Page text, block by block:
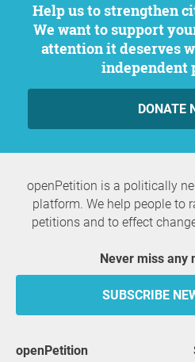
Help us to strengthen citizen participation.
We want to support
attention it deserves
independent
DONATE
openPetition is a politically
platform. We help people to
petitions and to effect
Never miss any
SUBSCRIBE
openPetition